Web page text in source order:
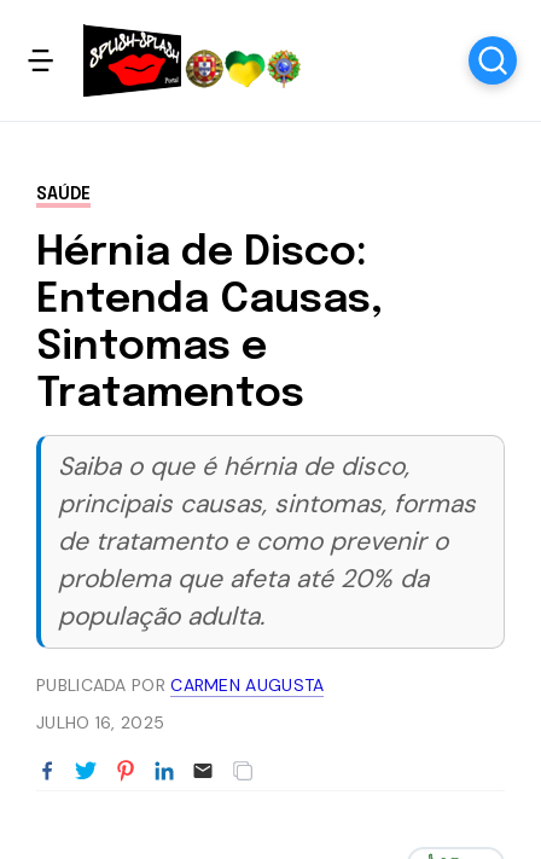
SAÚDE
Hérnia de Disco:
Entenda Causas,
Sintomas e
Tratamentos
Saiba o que é hérnia de disco,
principais causas, sintomas, formas
de tratamento e como prevenir o
problema que afeta até 20% da
população adulta.
PUBLICADA PORCARMEN AUGUSTA
JULHO 16, 2025